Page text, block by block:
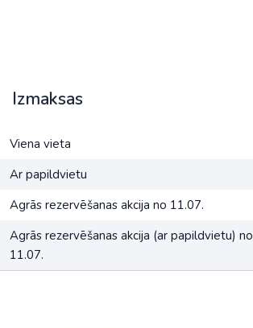
Izmaksas
Viena vieta
Ar papildvietu
Agrās rezervēšanas akcija no 11.07.
Agrās rezervēšanas akcija (ar papildvietu) no
11.07.